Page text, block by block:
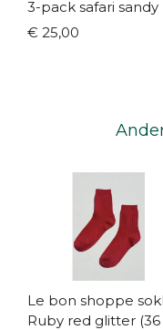
3-pack safari sandy
(maat 19/22 - 33/36)
€ 25,00
Le bon shoppe
Ruby red glitter (36